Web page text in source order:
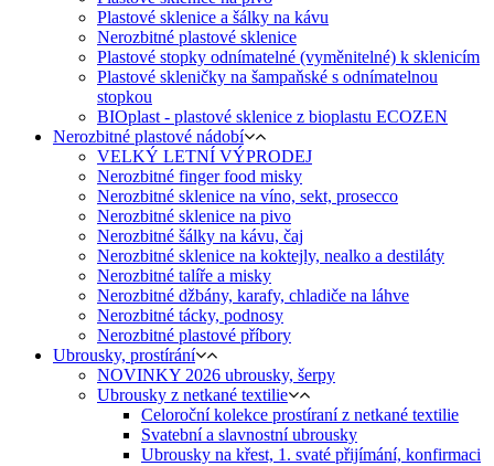
Plastové sklenice a šálky na kávu
Nerozbitné plastové sklenice
Plastové stopky odnímatelné (vyměnitelné) k sklenicím
Plastové skleničky na šampaňské s odnímatelnou
stopkou
BIOplast - plastové sklenice z bioplastu ECOZEN
Nerozbitné plastové nádobí
VELKÝ LETNÍ VÝPRODEJ
Nerozbitné finger food misky
Nerozbitné sklenice na víno, sekt, prosecco
Nerozbitné sklenice na pivo
Nerozbitné šálky na kávu, čaj
Nerozbitné sklenice na koktejly, nealko a destiláty
Nerozbitné talíře a misky
Nerozbitné džbány, karafy, chladiče na láhve
Nerozbitné tácky, podnosy
Nerozbitné plastové příbory
Ubrousky, prostírání
NOVINKY 2026 ubrousky, šerpy
Ubrousky z netkané textilie
Celoroční kolekce prostíraní z netkané textilie
Svatební a slavnostní ubrousky
Ubrousky na křest, 1. svaté přijímání, konfirmaci